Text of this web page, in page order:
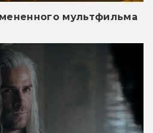
мультфильма